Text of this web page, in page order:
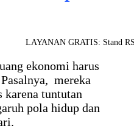
LAYANAN GRATIS: Stand
ekonomi harus
mereka
karena tuntutan
pola hidup dan